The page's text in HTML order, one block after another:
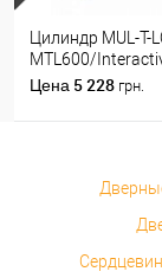
Цилиндр MUL-T-
MTL600/
(31*31) никель
Цена 5 228 грн.